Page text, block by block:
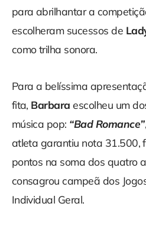
para abrilhantar a
escolheram sucessos de
como trilha sonora.
Para a belíssima
fita, Barbaraescolheu um
música pop: “Bad Romance”
atleta garantiu nota 31.500,
pontos na soma dos quatro
consagrou campeã dos
Individual Geral.